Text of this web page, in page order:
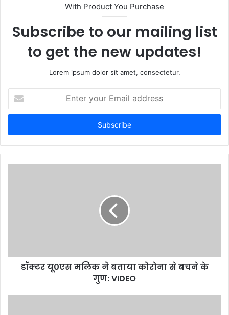
With Product You Purchase
Subscribe to our mailing list
to get the new updates!
Lorem ipsum dolor sit amet, consectetur.
your
Email
डॉक्टर यू०एस मलिक ने बताया कोरोना से बचने के
गुण: VIDEO